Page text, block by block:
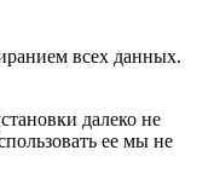
всех данных.
далеко не
ее мы не